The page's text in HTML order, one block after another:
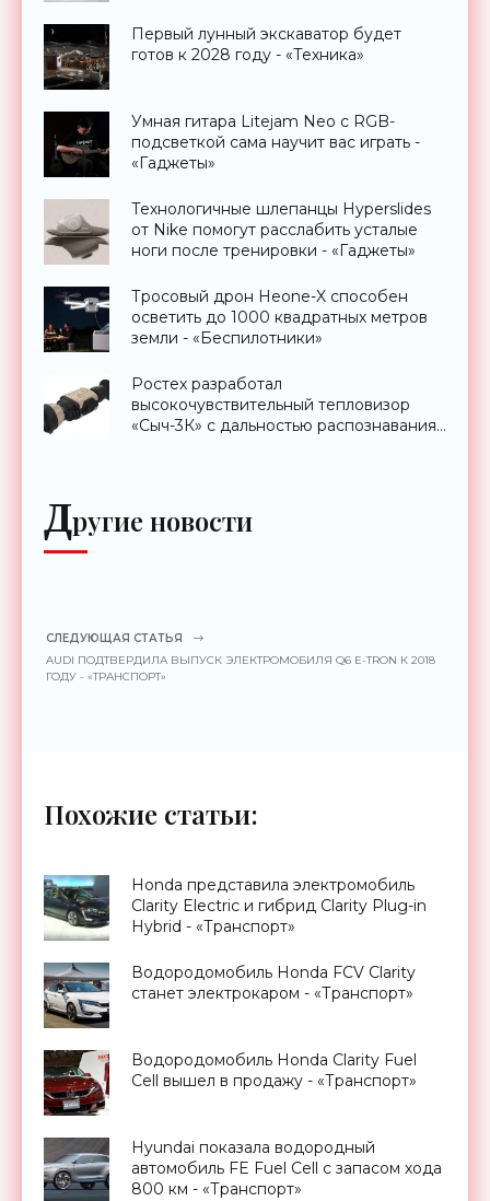
Первый лунный экскаватор будет
готов к 2028 году - «Техника»
Умная гитара Litejam Neo с RGB-
подсветкой сама научит вас играть -
«Гаджеты»
Технологичные шлепанцы Hyperslides
от Nike помогут расслабить усталые
ноги после тренировки - «Гаджеты»
Тросовый дрон Heone-X способен
осветить до 1000 квадратных метров
земли - «Беспилотники»
Ростех разработал
высокочувствительный тепловизор
«Сыч-3К» с дальностью распознавания
Другие новости
СЛЕДУЮЩАЯ СТАТЬЯ
AUDI ПОДТВЕРДИЛА ВЫПУСК ЭЛЕКТРОМОБИЛЯ Q6 E-TRON К 2018
ГОДУ - «ТРАНСПОРТ»
Похожие статьи:
Honda представила электромобиль
Clarity Electric и гибрид Clarity Plug-in
Hybrid - «Транспорт»
Водородомобиль Honda FCV Clarity
станет электрокаром - «Транспорт»
Водородомобиль Honda Clarity Fuel
Cell вышел в продажу - «Транспорт»
Hyundai показала водородный
автомобиль FE Fuel Cell с запасом хода
800 км - «Транспорт»